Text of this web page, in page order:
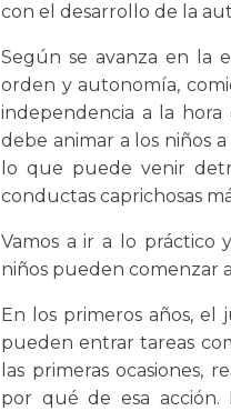
con el desarrollo de la
Según se avanza en la
orden y autonomía,
independencia a la hora
debe animar a los niños
lo que puede venir
conductas caprichosas
Vamos a ir a lo práctico
niños pueden comenzar
En los primeros años,
pueden entrar tareas
las primeras ocasiones,
por qué de esa acción.